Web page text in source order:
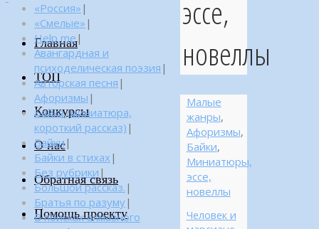
Главная
ТОП
Конкурсы
О нас
Обратная связь
Помощь проекту
эссе,
новеллы
Малые
жанры,
Афоризмы,
Байки,
Миниатюры,
эссе,
новеллы
Человек и
«Россия» |
«Смелые» |
Help me|
Авангардная и
психоделическая поэзия |
Авторская песня |
Афоризмы |
Байка (миниатюра,
короткий рассказ) |
Байки|
Байки в стихах |
Без рубрики |
Большой рассказ. |
Братья по разуму|
В поисках алмазного